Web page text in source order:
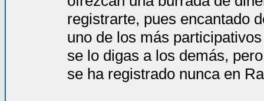
registrarte, pues encantado
uno de los más
se lo digas a los demás,
se ha registrado nunca en